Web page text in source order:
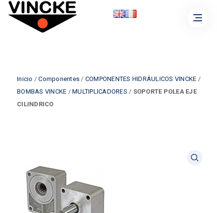
Inicio /Componentes / COMPONENTES HIDRÁULICOS VINCKE /
BOMBAS VINCKE / MULTIPLICADORES / SOPORTE POLEA EJE
CILINDRICO